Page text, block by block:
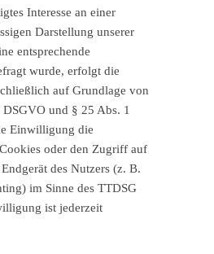
Interesse an einer
Darstellung unserer
entsprechende
wurde, erfolgt die
auf Grundlage von
und § 25 Abs. 1
Einwilligung die
oder den Zugriff auf
des Nutzers (z. B.
im Sinne des TTDSG
ist jederzeit